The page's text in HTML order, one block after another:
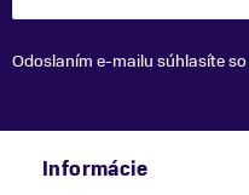
Odoslaním e-mailu súhlasíte so
Informácie